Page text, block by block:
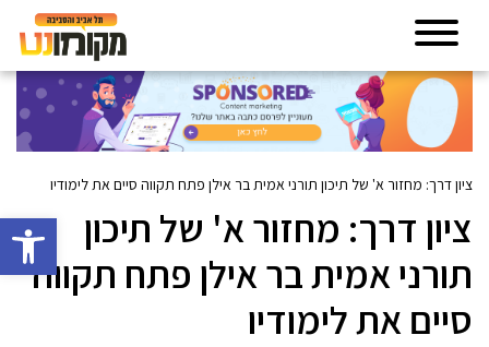
פתח
ציון דרך: מחזור א' של תיכון תורני אמית בר אילן פתח תקווה סיים את לימודיו
ציון דרך: מחזור א' של תיכון
תורני אמית בר אילן פתח תקווה
סיים את לימודיו